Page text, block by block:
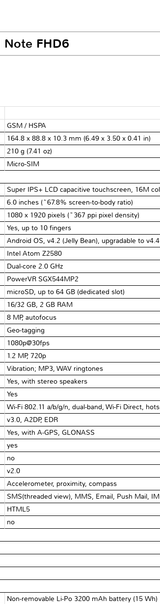
FHD6
GSM / HSPA
164.8 x 88.8 x 10.3 mm (6.49 x 3.50 x 0.41 in)
210 g (7.41 oz)
Micro-SIM
Super IPS+ LCD capacitive touchscreen, 16M
6.0 inches (~67.8% screen-to-body ratio)
1080 x 1920 pixels (~367 ppi pixel density)
Yes, up to 10 fingers
Android OS, v4.2 (Jelly Bean), upgradable to
Intel Atom Z2580
Dual-core 2.0 GHz
PowerVR SGX544MP2
microSD, up to 64 GB (dedicated slot)
16/32 GB, 2 GB RAM
8 MP, autofocus
Geo-tagging
1080p@30fps
1.2 MP, 720p
Vibration; MP3, WAV ringtones
Yes, with stereo speakers
Yes
Wi-Fi 802.11 a/b/g/n, dual-band, Wi-Fi Direct,
v3.0, A2DP, EDR
Yes, with A-GPS, GLONASS
yes
no
v2.0
Accelerometer, proximity, compass
SMS(threaded view), MMS, Email, Push Mail, IM
HTML5
no
Non-removable Li-Po 3200 mAh battery (15 Wh)